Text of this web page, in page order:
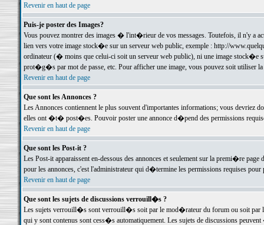
Revenir en haut de page
Puis-je poster des Images?
Vous pouvez montrer des images � l'int�rieur de vos messages. Toutefois, il n'y a
lien vers votre image stock�e sur un serveur web public, exemple : http://
ordinateur (� moins que celui-ci soit un serveur web public), ni une image stock�e
prot�g�s par mot de passe, etc. Pour afficher une image, vous pouvez soit
Revenir en haut de page
Que sont les Annonces ?
Les Annonces contiennent le plus souvent d'importantes informations; vous devriez
elles ont �t� post�es. Pouvoir poster une annonce d�pend des permissions
Revenir en haut de page
Que sont les Post-it ?
Les Post-it apparaissent en-dessous des annonces et seulement sur la premi�re
pour les annonces, c'est l'administrateur qui d�termine les permissions requises pour
Revenir en haut de page
Que sont les sujets de discussions verrouill�s ?
Les sujets verrouill�s sont verrouill�s soit par le mod�rateur du forum ou soit par
qui y sont contenus sont cess�s automatiquement. Les sujets de discussions